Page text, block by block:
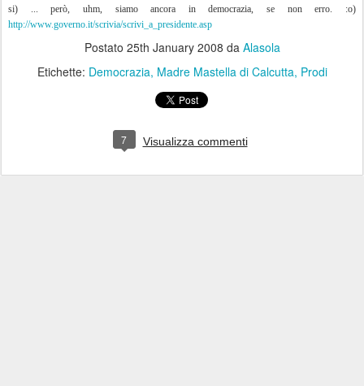
si) ... però, uhm, siamo ancora in democrazia, se non erro. :o)
http://www.governo.it/scrivia/scrivi_a_presidente.asp
Postato 25th January 2008 da Alasola
Etichette: Democrazia Madre Mastella di Calcutta Prodi
7 Visualizza commenti